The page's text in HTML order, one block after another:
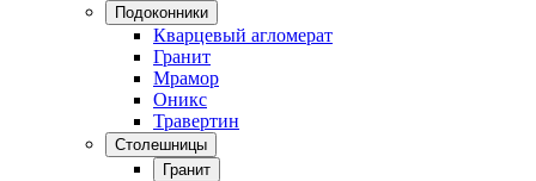
Подоконники
Кварцевый агломерат
Гранит
Мрамор
Оникс
Травертин
Столешницы
Гранит